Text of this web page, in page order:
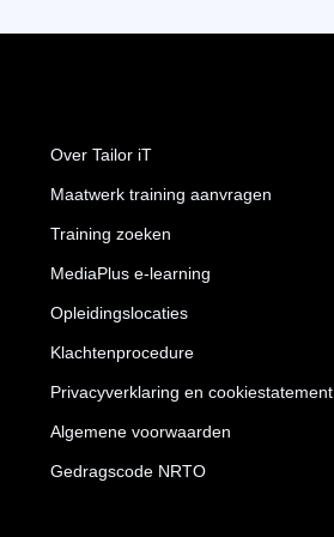
Over Tailor iT
Maatwerk training aanvragen
Training zoeken
MediaPlus e-learning
Opleidingslocaties
Klachtenprocedure
Privacyverklaring en cookiestatement
Algemene voorwaarden
Gedragscode NRTO